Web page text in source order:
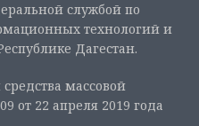
службой по
технологий и
Дагестан.
массовой
от 22 апреля 2019 года